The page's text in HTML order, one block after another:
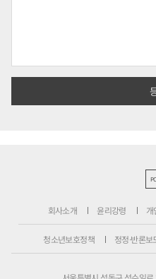
회사소개 윤리강령 개
청소년보호정책 정정·반론보